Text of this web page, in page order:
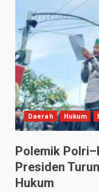
Daerah Hukum
Polemik
Presiden
Hukum